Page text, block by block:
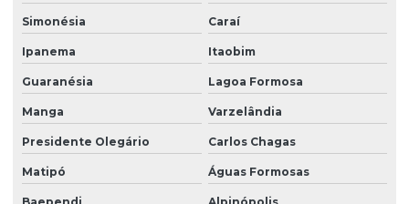
Simonésia Caraí
Ipanema Itaobim
Guaranésia Lagoa Formosa
Manga Varzelândia
Presidente Olegário Carlos Chagas
Matipó Águas Formosas